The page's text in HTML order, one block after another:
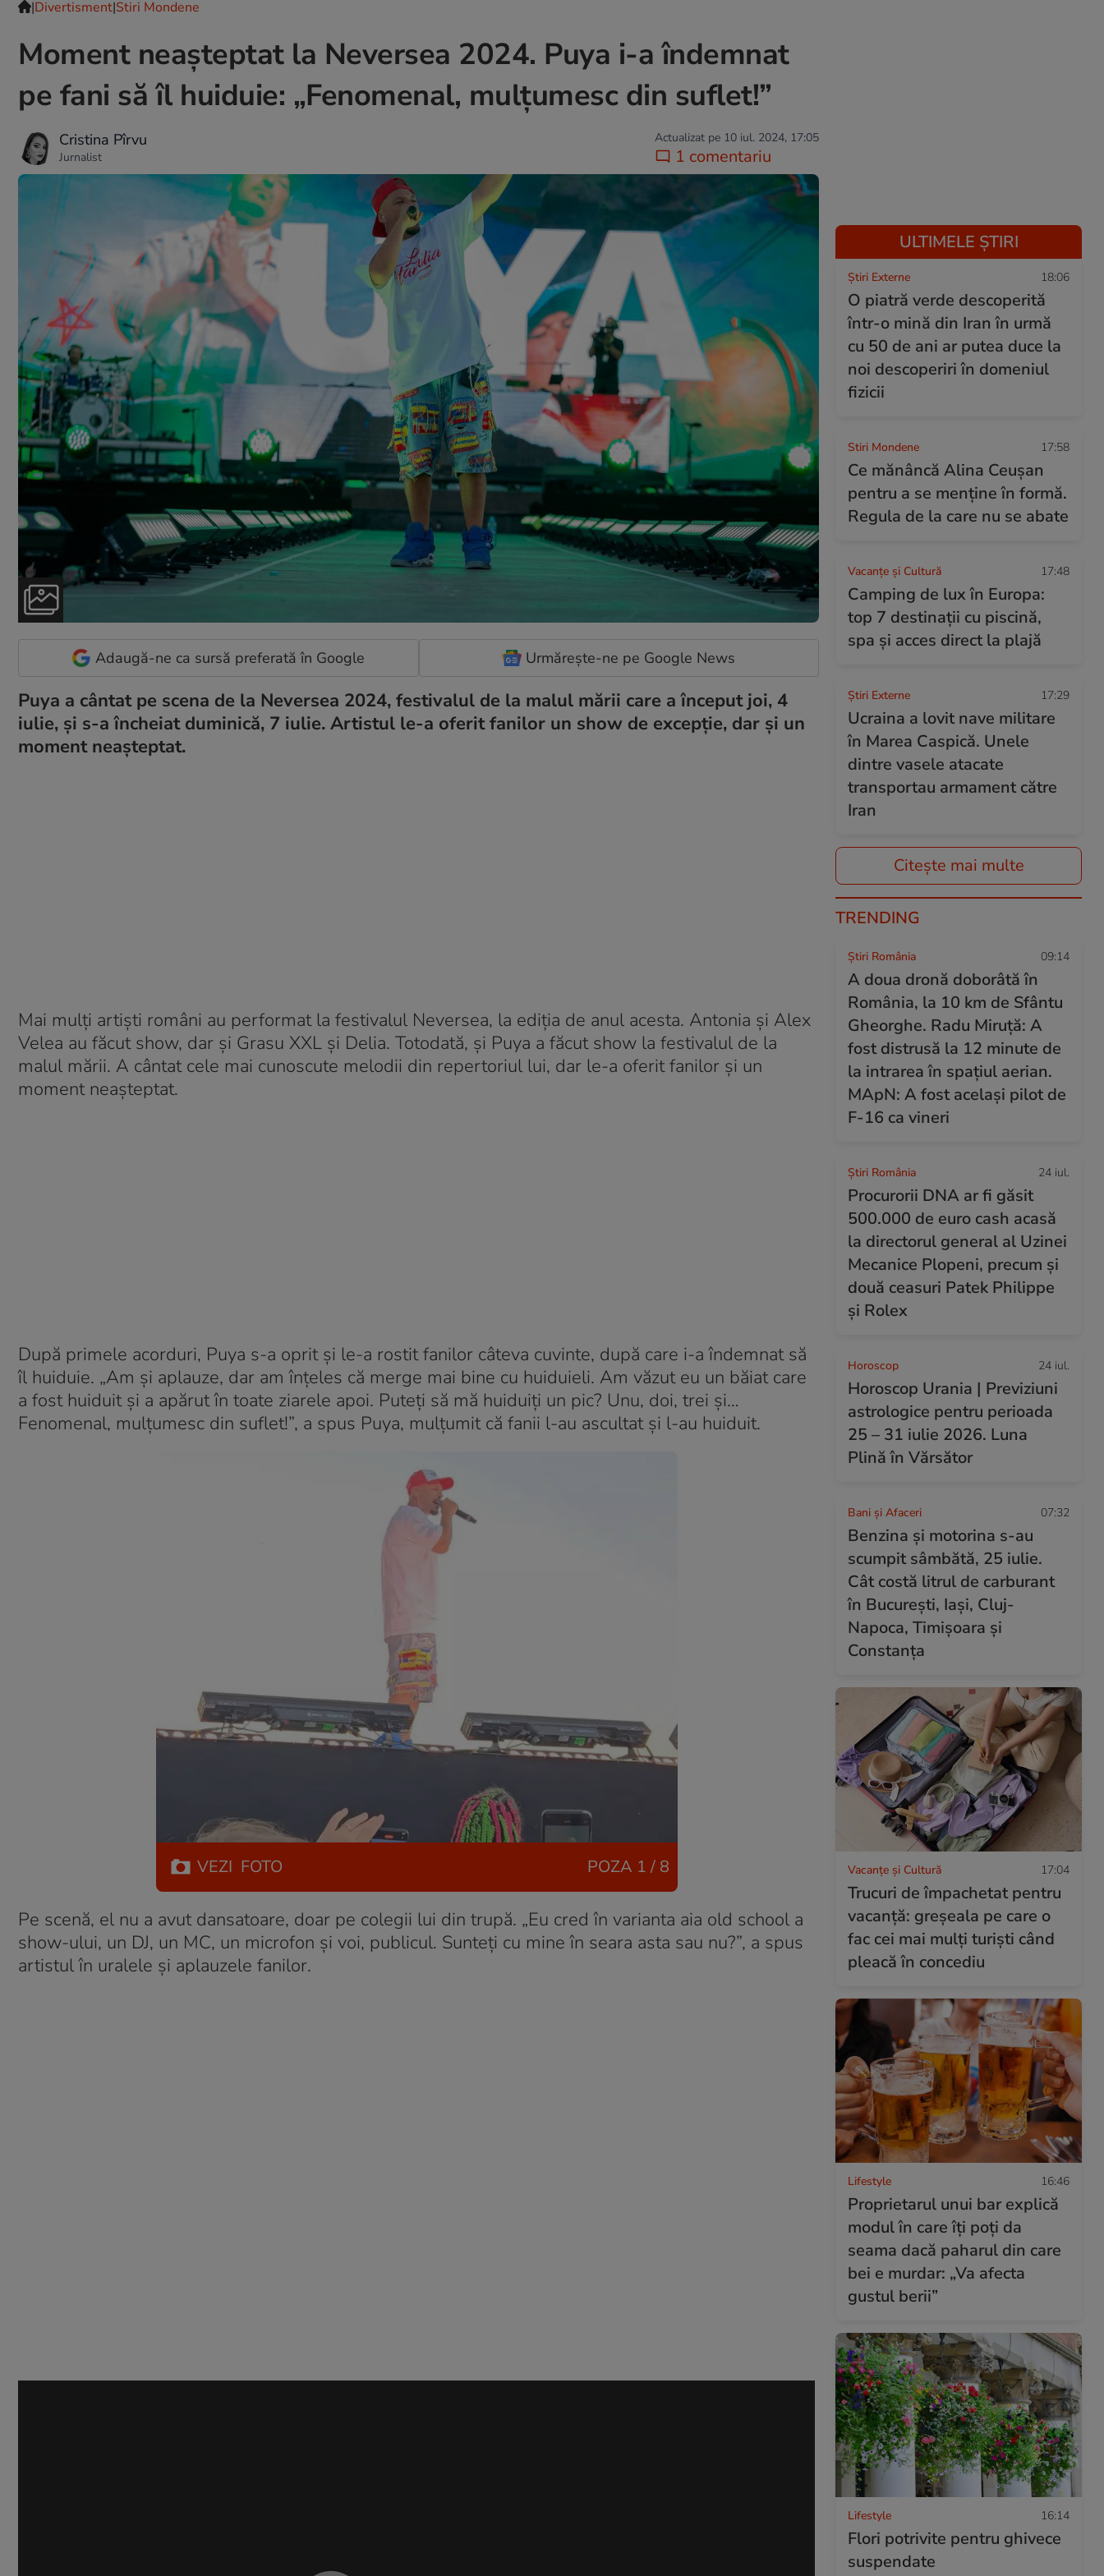
|Divertisment|Stiri Mondene
Moment neașteptat la Neversea 2024. Puya i-a îndemnat
pe fani să îl huiduie: „Fenomenal, mulțumesc din suflet!”
Cristina Pîrvu
Jurnalist
Actualizat pe 10 iul. 2024, 17:05
1 comentariu
Adaugă-ne ca sursă preferată în Google Urmărește-ne pe Google News
Puya a cântat pe scena de la Neversea 2024, festivalul de la malul mării care a început joi, 4
iulie, și s-a încheiat duminică, 7 iulie. Artistul le-a oferit fanilor un show de excepție, dar și un
moment neașteptat.
Mai mulți artiști români au performat la festivalul Neversea, la ediția de anul acesta. Antonia și Alex
Velea au făcut show, dar și Grasu XXL și Delia. Totodată, și Puya a făcut show la festivalul de la
malul mării. A cântat cele mai cunoscute melodii din repertoriul lui, dar le-a oferit fanilor și un
moment neașteptat.
După primele acorduri, Puya s-a oprit și le-a rostit fanilor câteva cuvinte, după care i-a îndemnat să
îl huiduie. „Am și aplauze, dar am înțeles că merge mai bine cu huiduieli. Am văzut eu un băiat care
a fost huiduit și a apărut în toate ziarele apoi. Puteți să mă huiduiți un pic? Unu, doi, trei și…
Fenomenal, mulțumesc din suflet!”, a spus Puya, mulțumit că fanii l-au ascultat și l-au huiduit.
VEZI FOTO POZA 1 / 8
Pe scenă, el nu a avut dansatoare, doar pe colegii lui din trupă. „Eu cred în varianta aia old school a
show-ului, un DJ, un MC, un microfon și voi, publicul. Sunteți cu mine în seara asta sau nu?”, a spus
artistul în uralele și aplauzele fanilor.
ULTIMELE ȘTIRI
Știri Externe 18:06
O piatră verde descoperită
într-o mină din Iran în urmă
cu 50 de ani ar putea duce la
noi descoperiri în domeniul
fizicii
Stiri Mondene 17:58
Ce mănâncă Alina Ceușan
pentru a se menține în formă.
Regula de la care nu se abate
Vacanțe și Cultură 17:48
Camping de lux în Europa:
top 7 destinații cu piscină,
spa și acces direct la plajă
Știri Externe 17:29
Ucraina a lovit nave militare
în Marea Caspică. Unele
dintre vasele atacate
transportau armament către
Iran
Citește mai multe
TRENDING
Știri România 09:14
A doua dronă doborâtă în
România, la 10 km de Sfântu
Gheorghe. Radu Miruță: A
fost distrusă la 12 minute de
la intrarea în spațiul aerian.
MApN: A fost același pilot de
F-16 ca vineri
Știri România 24 iul.
Procurorii DNA ar fi găsit
500.000 de euro cash acasă
la directorul general al Uzinei
Mecanice Plopeni, precum și
două ceasuri Patek Philippe
și Rolex
Horoscop 24 iul.
Horoscop Urania | Previziuni
astrologice pentru perioada
25 – 31 iulie 2026. Luna
Plină în Vărsător
Bani și Afaceri 07:32
Benzina și motorina s-au
scumpit sâmbătă, 25 iulie.
Cât costă litrul de carburant
în București, Iași, Cluj-
Napoca, Timișoara și
Constanța
Vacanțe și Cultură 17:04
Trucuri de împachetat pentru
vacanță: greșeala pe care o
fac cei mai mulți turiști când
pleacă în concediu
Lifestyle 16:46
Proprietarul unui bar explică
modul în care îți poți da
seama dacă paharul din care
bei e murdar: „Va afecta
gustul berii”
Lifestyle 16:14
Flori potrivite pentru ghivece
suspendate